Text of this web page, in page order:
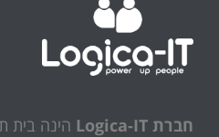
חברת Logica-IT
הינה בית